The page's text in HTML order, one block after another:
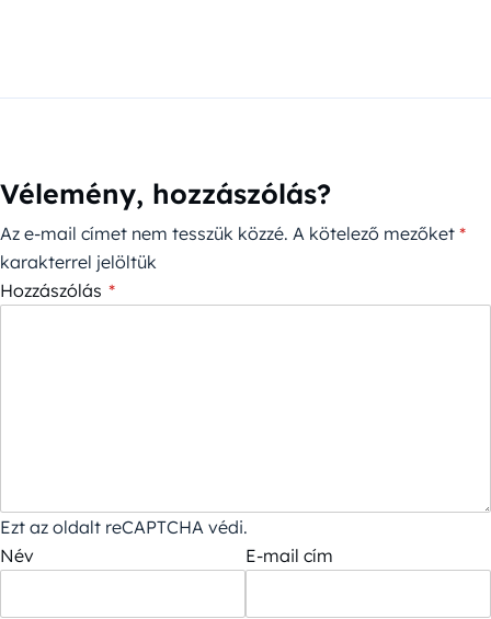
Vélemény, hozzászólás?
Az e-mail címet nem tesszük közzé. A kötelező mezőket *
karakterrel jelöltük
Hozzászólás *
Ezt az oldalt reCAPTCHA védi.
Név
E-mail cím